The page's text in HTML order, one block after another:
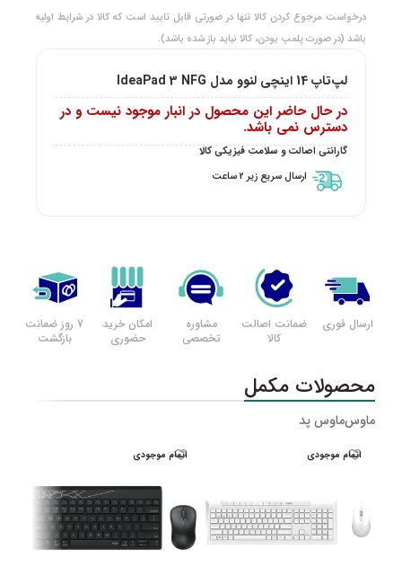
درخواست مرجوع کردن کالا تنها در صورتی قابل تایید است که کالا در شرایط اولیه
باشد (در صورت پلمپ بودن، کالا نباید باز شده باشد).
لپ‌تاپ 14 اینچی لنوو مدل IdeaPad 3 NFG
در حال حاضر این محصول در انبار موجود نیست و در
دسترس نمی باشد.
گارانتی اصالت و سلامت فیزیکی کالا
ارسال سریع زیر 2 ساعت
ارسال فوری
ضمانت اصالت
کالا
مشاوره
تخصصی
امکان خرید
حضوری
7 روز ضمانت
بازگشت
محصولات مکمل
ماوسماوس پد
اتمام موجودی اتمام موجودی